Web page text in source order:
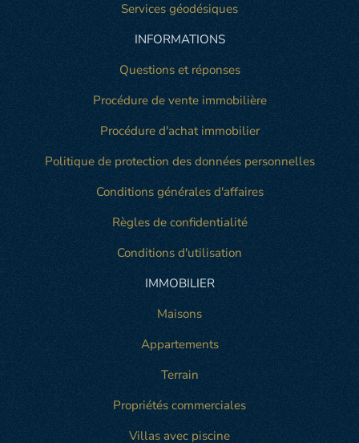
Services géodésiques
INFORMATIONS
Questions et réponses
Procédure de vente immobilière
Procédure d'achat immobilier
Politique de protection des données personnelles
Conditions générales d'affaires
Règles de confidentialité
Conditions d'utilisation
IMMOBILIER
Maisons
Appartements
Terrain
Propriétés commerciales
Villas avec piscine